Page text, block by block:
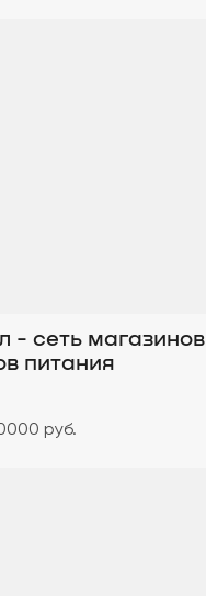
- сеть магазинов
питания
руб.